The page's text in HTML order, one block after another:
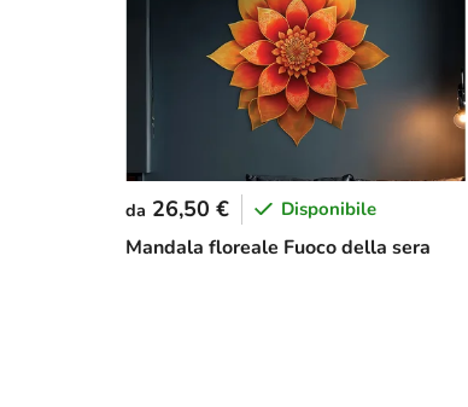
Mandala floreale Fuoco della sera
da 26,50 € Disponibile